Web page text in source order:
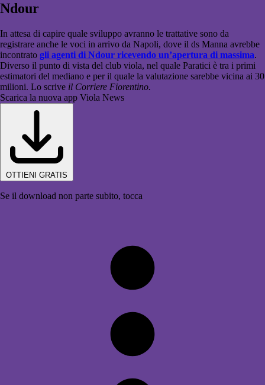
Ndour
In attesa di capire quale sviluppo avranno le trattative sono da
registrare anche le voci in arrivo da Napoli, dove il ds Manna avrebbe
incontrato gli agenti di Ndour ricevendo un’apertura di massima.
Diverso il punto di vista del club viola, nel quale Paratici è tra i primi
estimatori del mediano e per il quale la valutazione sarebbe vicina ai 30
milioni. Lo scrive il Corriere Fiorentino.
Scarica la nuova app Viola News
OTTIENI GRATIS
Se il download non parte subito, tocca